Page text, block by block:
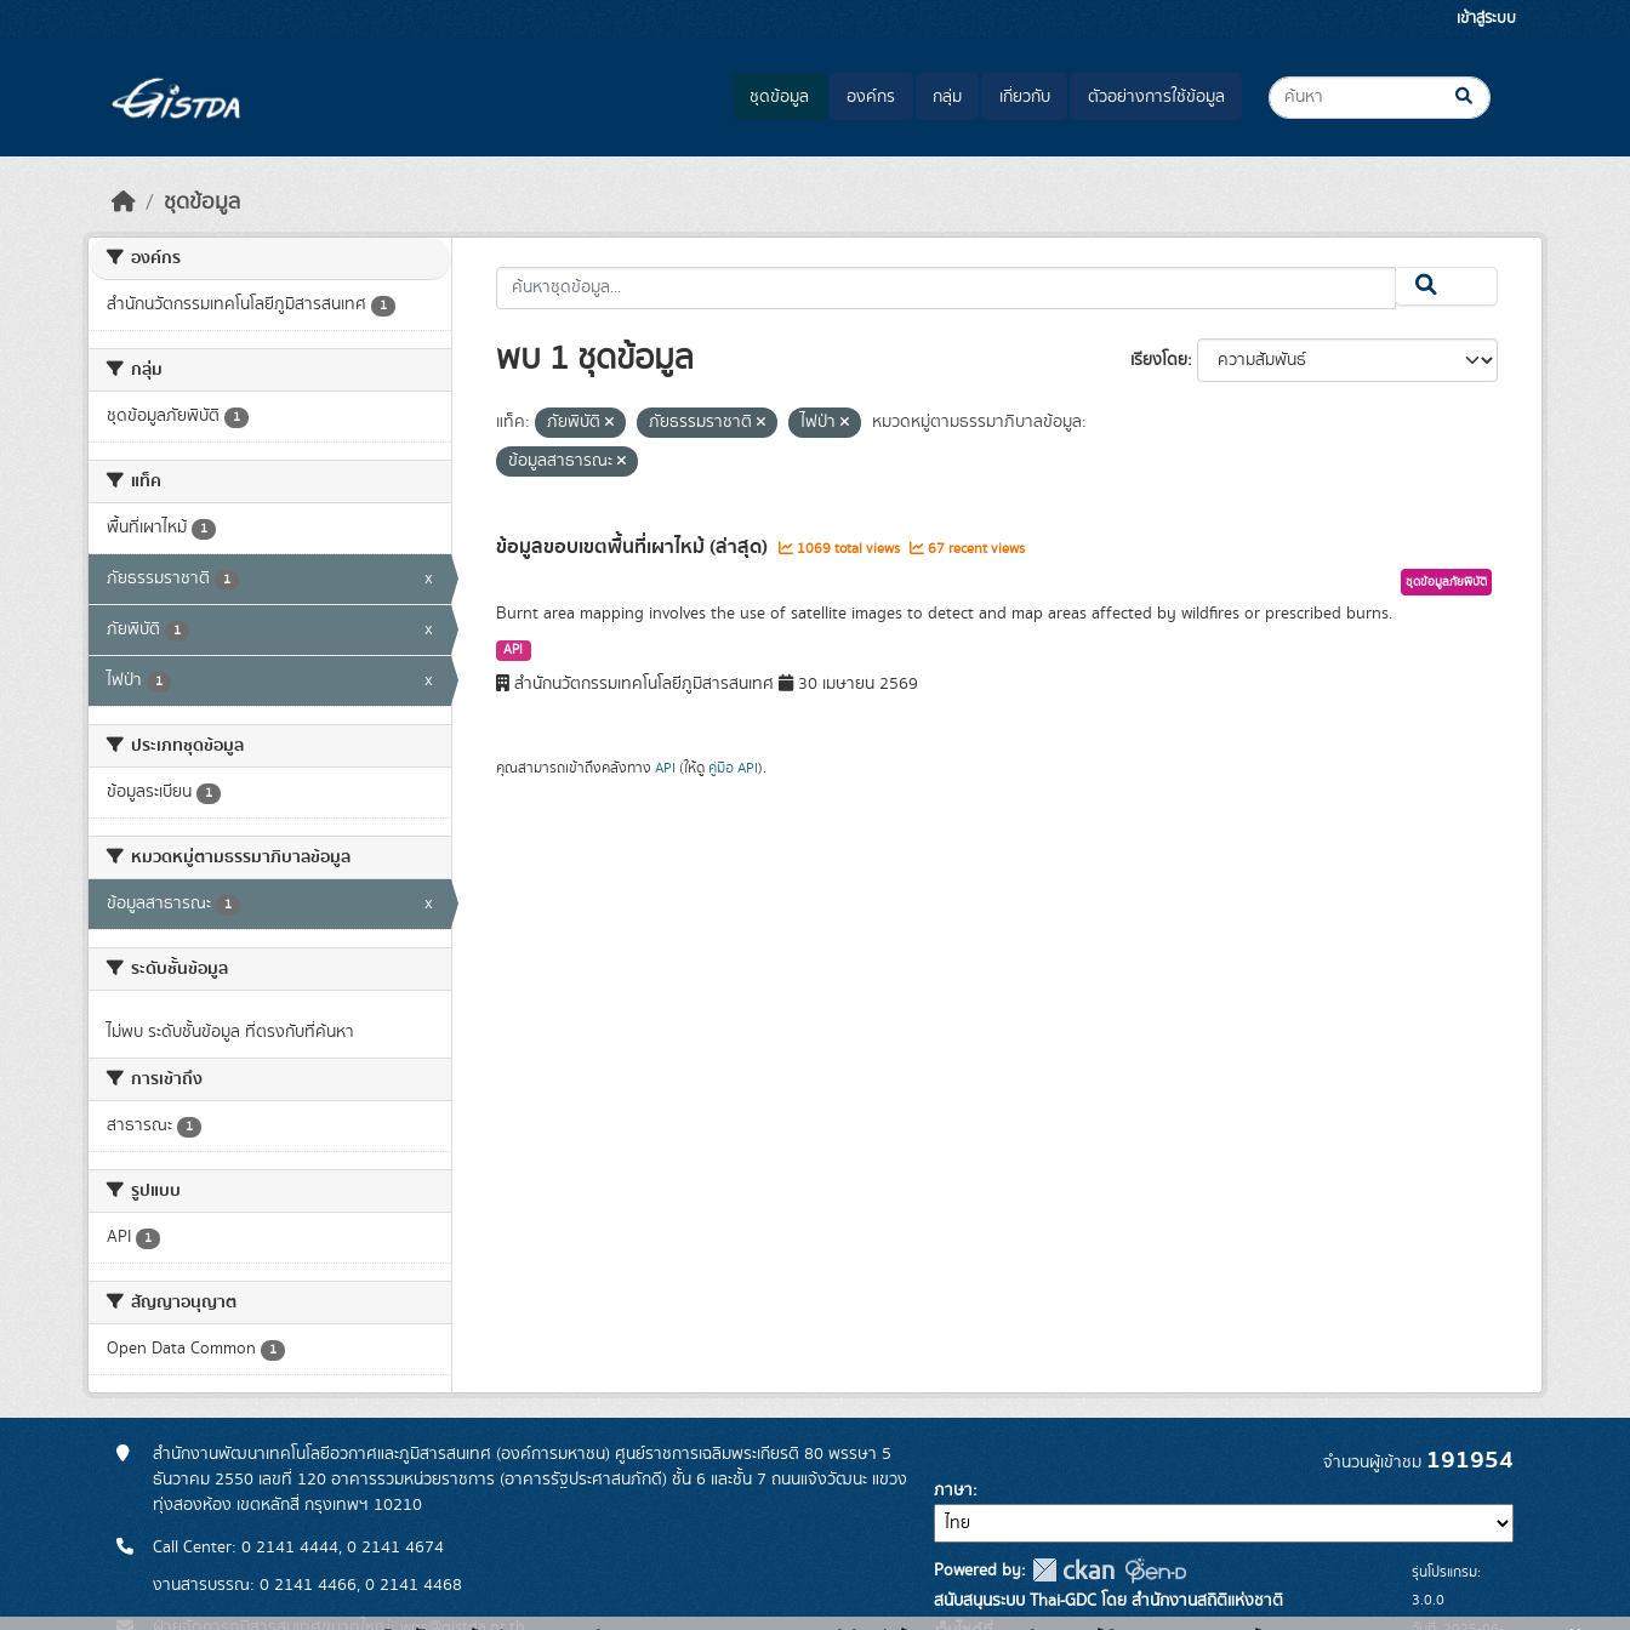
เข้าสู่ระบบ
ชุดข้อมูล องค์กร กลุ่ม เกี่ยวกับ ตัวอย่างการใช้ข้อมูล
ชุดข้อมูล
องค์กร
สำนักนวัตกรรมเทคโนโลยีภูมิสารสนเทศ 1
กลุ่ม
ชุดข้อมูลภัยพิบัติ 1
แท็ค
พื้นที่เผาไหม้ 1
ภัยธรรมราชาติ 1 x
ภัยพิบัติ 1 x
ไฟป่า 1 x
ประเภทชุดข้อมูล
ข้อมูลระเบียน 1
หมวดหมู่ตามธรรมาภิบาลข้อมูล
ข้อมูลสาธารณะ 1 x
ระดับชั้นข้อมูล
ไม่พบ ระดับชั้นข้อมูล ที่ตรงกับที่ค้นหา
การเข้าถึง
สาธารณะ 1
รูปแบบ
API 1
สัญญาอนุญาต
Open Data Common 1
เรียงโดย
พบ 1 ชุดข้อมูล
แท็ค: ภัยพิบัติ ภัยธรรมราชาติ ไฟป่า
หมวดหมู่ตามธรรมาภิบาลข้อมูล:
ข้อมูลสาธารณะ
ข้อมูลขอบเขตพื้นที่เผาไหม้ (ล่าสุด) 1069 total views 67 recent views
ชุดข้อมูลภัยพิบัติ
Burnt area mapping involves the use of satellite images to detect and map areas affected by wildfires or prescribed burns.
API
สำนักนวัตกรรมเทคโนโลยีภูมิสารสนเทศ 30 เมษายน 2569
คุณสามารถเข้าถึงคลังทาง API (ให้ดู คู่มือ API).
สำนักงานพัฒนาเทคโนโลยีอวกาศและภูมิสารสนเทศ (องค์การมหาชน) ศูนย์ราชการเฉลิมพระเกียรติ 80 พรรษา 5
ธันวาคม 2550 เลขที่ 120 อาคารรวมหน่วยราชการ (อาคารรัฐประศาสนภักดี) ชั้น 6 และชั้น 7 ถนนแจ้งวัฒนะ แขวง
ทุ่งสองห้อง เขตหลักสี่ กรุงเทพฯ 10210
Call Center: 0 2141 4444, 0 2141 4674
งานสารบรรณ: 0 2141 4466, 0 2141 4468
จำนวนผู้เข้าชม 191954
ภาษา
Powered by:
สนับสนุนระบบ Thai-GDC โดย สำนักงานสถิติแห่งชาติ
รุ่นโปรแกรม:
3.0.0